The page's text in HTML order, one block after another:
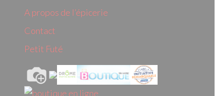
A propos de l’épicerie
Contact
Petit Futé